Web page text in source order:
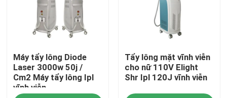
Máy tẩy lông Diode
Laser 3000w 50j /
Cm2 Máy tẩy lông Ipl
vĩnh viễn
Tẩy lông mặt vĩnh viễn
cho nữ 110V Elight
Shr Ipl 120J vĩnh viễn